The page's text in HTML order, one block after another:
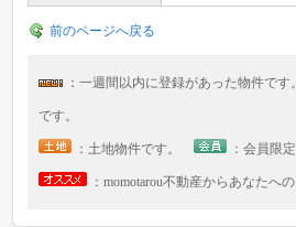
前のページへ戻る
：一週間以内に登録があった物件で
です。
：土地物件です。 ：会員限
：momotarou不動産からあなたへ